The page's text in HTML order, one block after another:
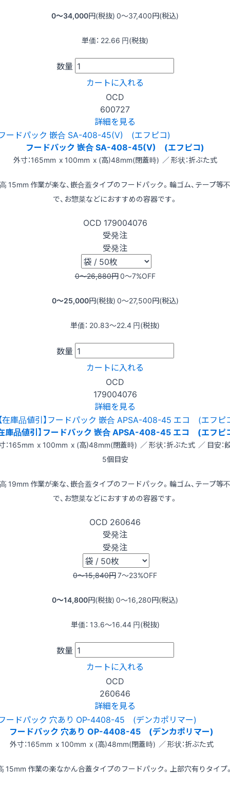
0〜34,000円(税抜) 0〜37,400円(税込)
単価： 22.66 円(税抜)
数量
カートに入れる
OCD
600727
詳細を見る
フードパック 嵌合 SA-408-45(V) (エフピコ)
外寸：165mm x 100mm x (高)48mm(閉蓋時) ／ 形状：折ぶた式
15mm 作業が楽な、嵌合蓋タイプのフードパック。輪ゴム、テープ等
で、お惣菜などにおすすめの容器です。
OCD 179004076
受発注
受発注
0〜26,880円0〜7%OFF
0〜25,000円(税抜) 0〜27,500円(税込)
単価： 20.83〜22.4 円(税抜)
数量
カートに入れる
OCD
179004076
詳細を見る
庫品値引】フードパック 嵌合 APSA-408-45 エコ (エフピ
：165mm x 100mm x (高)48mm(閉蓋時) ／ 形状：折ぶた式 ／ 目安：
5個目安
19mm 作業が楽な、嵌合蓋タイプのフードパック。輪ゴム、テープ等
で、お惣菜などにおすすめの容器です。
OCD 260646
受発注
受発注
0〜15,840円7〜23%OFF
0〜14,800円(税抜) 0〜16,280円(税込)
単価： 13.6〜16.44 円(税抜)
数量
カートに入れる
OCD
260646
詳細を見る
フードパック 穴あり OP-4408-45 (デンカポリマー)
外寸：165mm x 100mm x (高)48mm(閉蓋時) ／ 形状：折ぶた式
15mm 作業の楽なかん合蓋タイプのフードパック。上部穴有りタイプ